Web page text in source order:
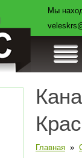
Мы
Главная »